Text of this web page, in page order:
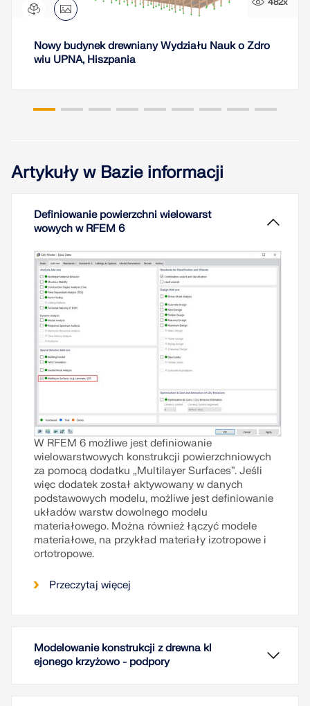
Nowy budynek drewniany Wydziału Nauk o Zdro
wiu UPNA, Hiszpania
Artykuły w Bazie informacji
Definiowanie powierzchni wielowarst
wowych w RFEM 6
W RFEM 6 możliwe jest definiowanie
wielowarstwowych konstrukcji powierzchniowych
za pomocą dodatku „Multilayer Surfaces”. Jeśli
więc dodatek został aktywowany w danych
podstawowych modelu, możliwe jest definiowanie
układów warstw dowolnego modelu
materiałowego. Można również łączyć modele
materiałowe, na przykład materiały izotropowe i
ortotropowe.
Przeczytaj więcej
Modelowanie konstrukcji z drewna kl
ejonego krzyżowo - podpory